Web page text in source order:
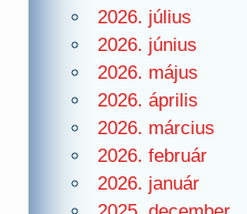
2026. július
2026. június
2026. május
2026. április
2026. március
2026. február
2026. január